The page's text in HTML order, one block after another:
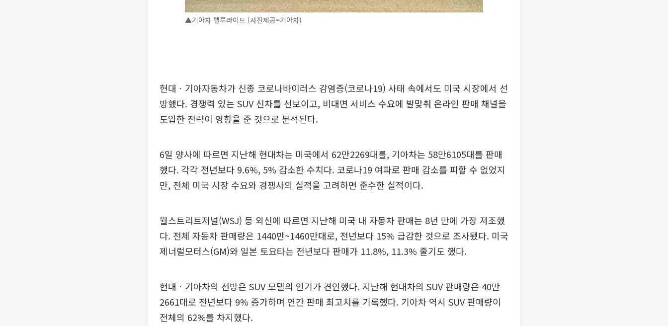
▲기아차 텔루라이드 (사진제공=기아차)
현대ㆍ기아자동차가 신종 코로나바이러스 감염증(코로나19) 사태 속에서도 미국 시장에서 선
방했다. 경쟁력 있는 SUV 신차를 선보이고, 비대면 서비스 수요에 발맞춰 온라인 판매 채널을
도입한 전략이 영향을 준 것으로 분석된다.
6일 양사에 따르면 지난해 현대차는 미국에서 62만2269대를, 기아차는 58만6105대를 판매
했다. 각각 전년보다 9.6%, 5% 감소한 수치다. 코로나19 여파로 판매 감소를 피할 수 없었지
만, 전체 미국 시장 수요와 경쟁사의 실적을 고려하면 준수한 실적이다.
월스트리트저널(WSJ) 등 외신에 따르면 지난해 미국 내 자동차 판매는 8년 만에 가장 저조했
다. 전체 자동차 판매량은 1440만~1460만대로, 전년보다 15% 급감한 것으로 조사됐다. 미국
제너럴모터스(GM)와 일본 토요타는 전년보다 판매가 11.8%, 11.3% 줄기도 했다.
현대ㆍ기아차의 선방은 SUV 모델의 인기가 견인했다. 지난해 현대차의 SUV 판매량은 40만
2661대로 전년보다 9% 증가하며 연간 판매 최고치를 기록했다. 기아차 역시 SUV 판매량이
전체의 62%를 차지했다.